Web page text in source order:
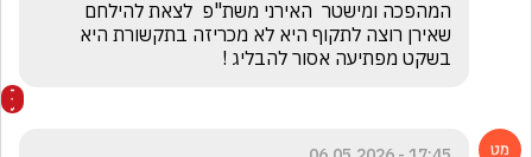
בשקט מפתיעה אסור להבליג !